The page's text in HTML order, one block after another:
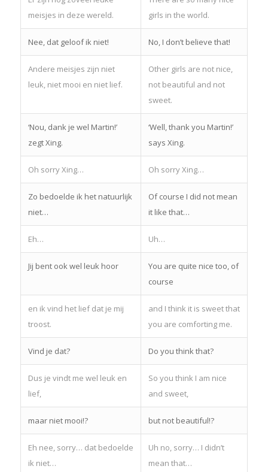
meisjes in deze wereld.
girls in the world.
Nee, dat geloof ik niet! No, I don’t believe that!
Andere meisjes zijn niet
leuk, niet mooi en niet lief.
Other girls are not nice,
not beautiful and not
sweet.
‘Nou, dank je wel Martin!’
zegt Xing.
‘Well, thank you Martin!’
says Xing.
Oh sorry Xing… Oh sorry Xing…
Zo bedoelde ik het natuurlijk
niet…
Of course I did not mean
it like that…
Eh… Uh…
Jij bent ook wel leuk hoor
You are quite nice too, of
course
en ik vind het lief dat je mij
troost.
and I think it is sweet that
you are comforting me.
Vind je dat? Do you think that?
Dus je vindt me wel leuk en
lief,
So you think I am nice
and sweet,
maar niet mooi!? but not beautiful!?
Eh nee, sorry… dat bedoelde
ik niet…
Uh no, sorry… I didn’t
mean that…